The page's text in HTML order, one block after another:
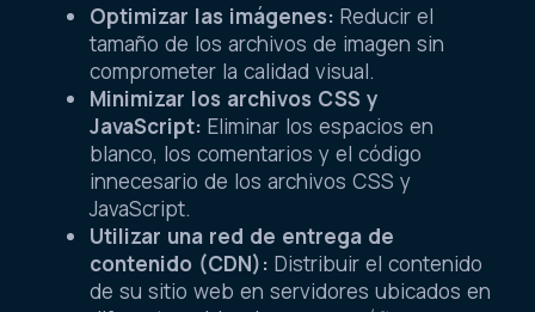
Optimizar las imágenes: Reducir el
tamaño de los archivos de imagen sin
comprometer la calidad visual.
Minimizar los archivos CSS y
JavaScript: Eliminar los espacios en
blanco, los comentarios y el código
innecesario de los archivos CSS y
JavaScript.
Utilizar una red de entrega de
contenido (CDN): Distribuir el contenido
de su sitio web en servidores ubicados en